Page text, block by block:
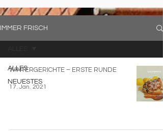
IMMER FRISCH
ALLES
NEUESTES
WINTERGERICHTE – ERSTE RUNDE
17. Jan. 2021